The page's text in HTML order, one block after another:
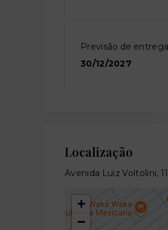
Previsão de
30/12/2027
Localização
Avenida Luiz Voltolini,
+
−